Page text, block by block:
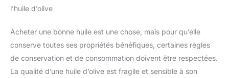
l’huile d’olive
Acheter une bonne huile est une chose, mais pour qu’elle
conserve toutes ses propriétés bénéfiques, certaines règles
de conservation et de consommation doivent être respectées.
La qualité d’une huile d’olive est fragile et sensible à son